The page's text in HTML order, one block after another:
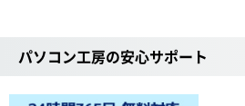
パソコン工房の安心サポート